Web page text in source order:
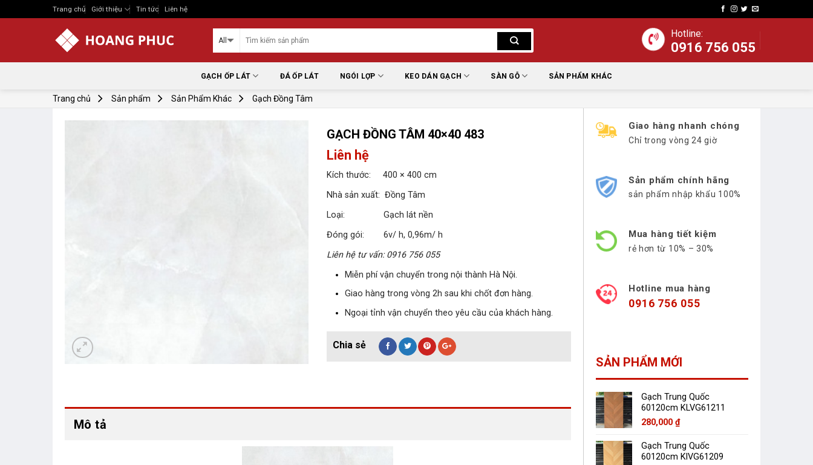
to
Trang chủ Giới thiệu Tin tức Liên hệ
Hotline:
0916 756 055
GẠCH ỐP LÁT ĐÁ ỐP LÁT NGÓI LỢP KEO DÁN GẠCH SÀN GỖ SẢN PHẨM KHÁC
Trang chủ Sản phẩm Sản Phẩm Khác Gạch Đồng Tâm
GẠCH ĐỒNG TÂM 40×40 483
Liên hệ
Kích thước: 400 × 400 cm
Nhà sản xuất: Đồng Tâm
Loại: Gạch lát nền
Đóng gói: 6v/ h, 0,96m/ h
Liên hệ tư vấn: 0916 756 055
Miễn phí vận chuyển trong nội thành Hà Nội.
Giao hàng trong vòng 2h sau khi chốt đơn hàng.
Ngoại tỉnh vận chuyển theo yêu cầu của khách hàng.
Mô tả
Giao hàng nhanh chóng
Chỉ trong vòng 24 giờ
Sản phẩm chính hãng
sản phẩm nhập khẩu 100%
Mua hàng tiết kiệm
rẻ hơn từ 10% – 30%
Hotline mua hàng
0916 756 055
SẢN PHẨM MỚI
Gạch Trung Quốc
60120cm KLVG61211
280,000 ₫
Gạch Trung Quốc
60120cm KlVG61209